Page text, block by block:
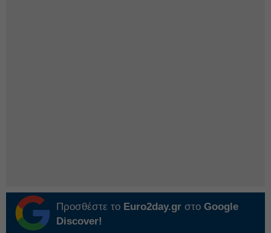
Προσθέστε το Euro2day.gr στο Google
Discover!